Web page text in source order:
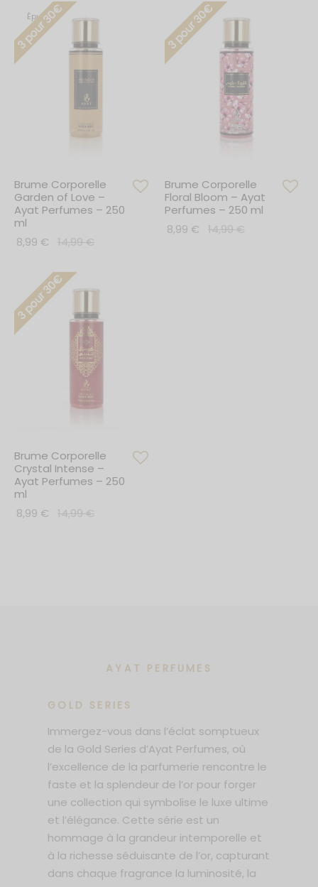
3 pour 30€
Épuisé
Brume Corporelle
Garden of Love –
Ayat Perfumes – 250
ml
8,99 € 14,99€
3 pour 30€
Brume Corporelle
Floral Bloom – Ayat
Perfumes – 250 ml
8,99 € 14,99€
3 pour 30€
Brume Corporelle
Crystal Intense –
Ayat Perfumes – 250
ml
8,99 € 14,99€
AYAT PERFUMES
GOLD SERIES
Immergez-vous dans l’éclat somptueux
de la Gold Series d’Ayat Perfumes, où
l’excellence de la parfumerie rencontre le
faste et la splendeur de l’or pour forger
une collection qui symbolise le luxe ultime
et l’élégance. Cette série est un
hommage à la grandeur intemporelle et
à la richesse séduisante de l’or, capturant
dans chaque fragrance la luminosité, la